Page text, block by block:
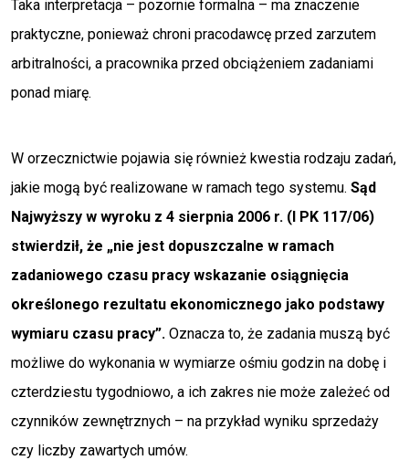
Taka interpretacja – pozornie formalna – ma znaczenie
praktyczne, ponieważ chroni pracodawcę przed zarzutem
arbitralności, a pracownika przed obciążeniem zadaniami
ponad miarę.
W orzecznictwie pojawia się również kwestia rodzaju zadań,
jakie mogą być realizowane w ramach tego systemu. Sąd
Najwyższy w wyroku z 4 sierpnia 2006 r. (I PK 117/06)
stwierdził, że „nie jest dopuszczalne w ramach
zadaniowego czasu pracy wskazanie osiągnięcia
określonego rezultatu ekonomicznego jako podstawy
wymiaru czasu pracy”. Oznacza to, że zadania muszą być
możliwe do wykonania w wymiarze ośmiu godzin na dobę i
czterdziestu tygodniowo, a ich zakres nie może zależeć od
czynników zewnętrznych – na przykład wyniku sprzedaży
czy liczby zawartych umów.